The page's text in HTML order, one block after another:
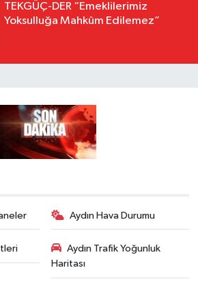
TEKGÜÇ-DER “Emeklilerimiz
Yoksulluğa Mahkûm Edilemez”
Aydın Hava Durumu
Aydın Trafik Yoğunluk
Haritası